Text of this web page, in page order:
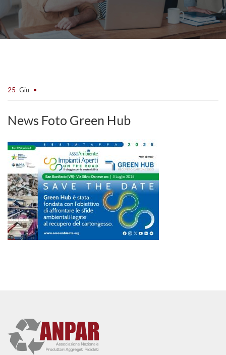
25 Giu
News Foto Green Hub